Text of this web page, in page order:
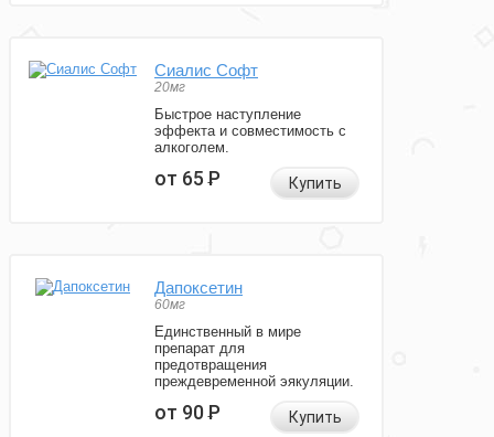
Сиалис Софт
20мг
Быстрое наступление
эффекта и совместимость с
алкоголем.
от 65Р Купить
Дапоксетин
60мг
Единственный в мире
препарат для
предотвращения
преждевременной эякуляции.
от 90Р Купить